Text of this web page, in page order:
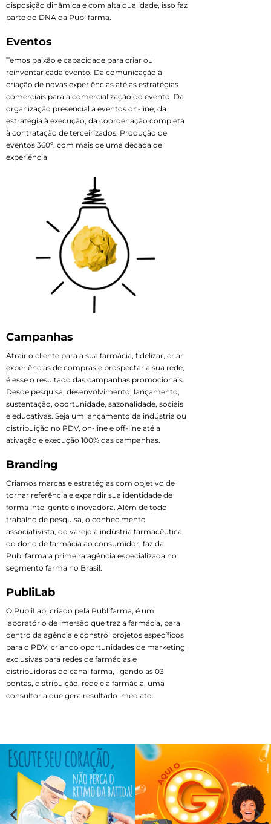
disposição dinâmica e com alta qualidade, isso faz
parte do DNA da Publifarma.
Eventos
Temos paixão e capacidade para criar ou
reinventar cada evento. Da comunicação à
criação de novas experiências até as estratégias
comerciais para a comercialização do evento. Da
organização presencial a eventos on-line, da
estratégia à execução, da coordenação completa
à contratação de terceirizados. Produção de
eventos 360º. com mais de uma década de
experiência
Campanhas
Atrair o cliente para a sua farmácia, fidelizar, criar
experiências de compras e prospectar a sua rede,
é esse o resultado das campanhas promocionais.
Desde pesquisa, desenvolvimento, lançamento,
sustentação, oportunidade, sazonalidade, sociais
e educativas. Seja um lançamento da indústria ou
distribuição no PDV, on-line e off-line até a
ativação e execução 100% das campanhas.
Branding
Criamos marcas e estratégias com objetivo de
tornar referência e expandir sua identidade de
forma inteligente e inovadora. Além de todo
trabalho de pesquisa, o conhecimento
associativista, do varejo à indústria farmacêutica,
do dono de farmácia ao consumidor, faz da
Publifarma a primeira agência especializada no
segmento farma no Brasil.
PubliLab
O PubliLab, criado pela Publifarma, é um
laboratório de imersão que traz a farmácia, para
dentro da agência e constrói projetos específicos
para o PDV, criando oportunidades de marketing
exclusivas para redes de farmácias e
distribuidoras do canal farma, ligando as 03
pontas, distribuição, rede e a farmácia, uma
consultoria que gera resultado imediato.